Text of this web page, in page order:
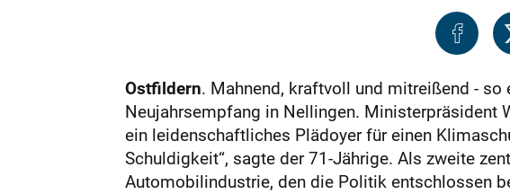
Ostfildern. Mahnend, kraftvoll und mitreißend - so
Neujahrs­empfang in Nellingen. Ministerpräsident
ein leidenschaftliches Plädoyer für einen
Schuldigkeit“, sagte der 71-Jährige. Als zweite
Automobilindustrie, den die Politik entschlossen